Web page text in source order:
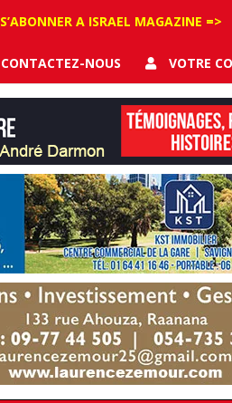
S’ABONNER A ISRAEL MAGAZINE =>
CONTACTEZ-NOUS VOTRE